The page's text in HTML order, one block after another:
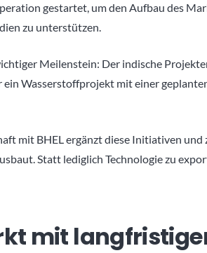
gestartet, um den Aufbau des
zu unterstützen.
Meilenstein: Der indische
ein Wasserstoffprojekt mit einer
mit BHEL ergänzt diese Initiativen und
Statt lediglich Technologie zu
mit